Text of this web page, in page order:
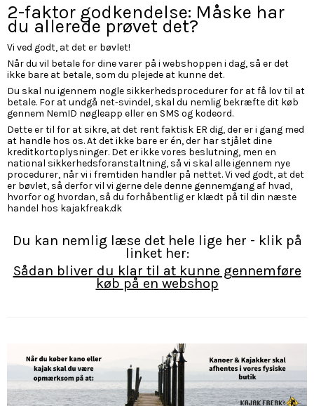
2-faktor godkendelse: Måske har
du allerede prøvet det?
Vi ved godt, at det er bøvlet!
Når du vil betale for dine varer på i webshoppen i dag, så er det
ikke bare at betale, som du plejede at kunne det.
Du skal nu igennem nogle sikkerhedsprocedurer for at få lov til at
betale. For at undgå net-svindel, skal du nemlig bekræfte dit køb
gennem NemID nøgleapp eller en SMS og kodeord.
Dette er til for at sikre, at det rent faktisk ER dig, der er i gang med
at handle hos os. At det ikke bare er én, der har stjålet dine
kreditkortoplysninger. Det er ikke vores beslutning, men en
national sikkerhedsforanstaltning, så vi skal alle igennem nye
procedurer, når vi i fremtiden handler på nettet. Vi ved godt, at det
er bøvlet, så derfor vil vi gerne dele denne gennemgang af hvad,
hvorfor og hvordan, så du forhåbentlig er klædt på til din næste
handel hos kajakfreak.dk
Du kan nemlig læse det hele lige her - klik på
linket her:
Sådan bliver du klar til at kunne gennemføre
køb på en webshop